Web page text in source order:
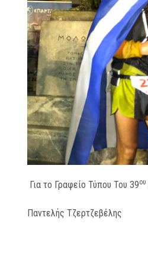
Για το Γραφείο Τύπου Του 39ου
Παντελής Τζερτζεβέλης